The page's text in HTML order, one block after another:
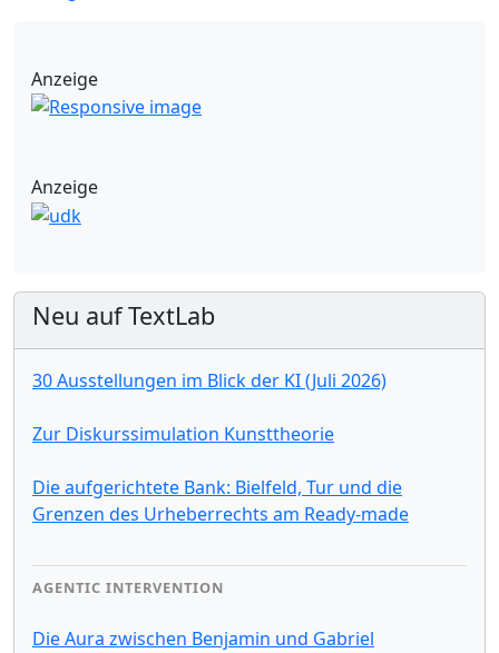
Anzeige
Anzeige
Neu auf TextLab
30 Ausstellungen im Blick der KI (Juli 2026)
Zur Diskurssimulation Kunsttheorie
Die aufgerichtete Bank: Bielfeld, Tur und die
Grenzen des Urheberrechts am Ready-made
AGENTIC INTERVENTION
Die Aura zwischen Benjamin und Gabriel